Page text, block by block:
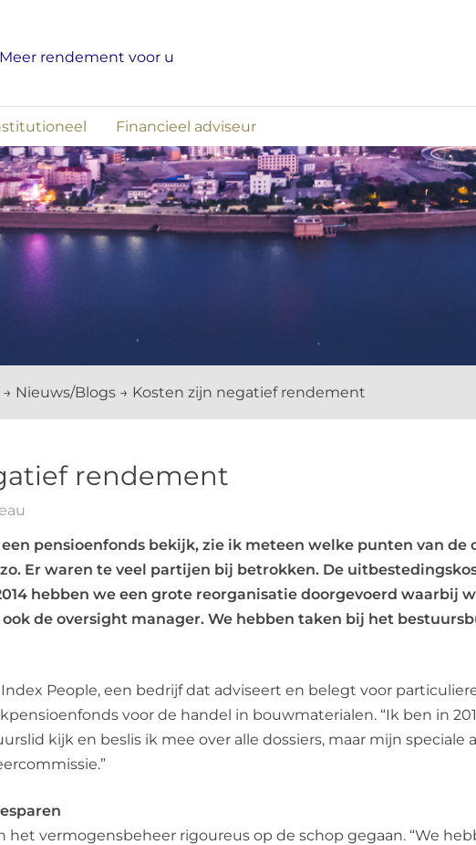
Meer rendement voor u
Financieel adviseur
→ Nieuws/Blogs → Kosten zijn negatief rendement
rendement
een pensioenfonds bekijk, zie ik meteen welke punten van
Er waren te veel partijen bij betrokken. De
hebben we een grote reorganisatie doorgevoerd waarbij
de oversight manager. We hebben taken bij het
People, een bedrijf dat adviseert en belegt voor
voor de handel in bouwmaterialen. “Ik ben in
kijk en beslis ik mee over alle dossiers, maar mijn
het vermogensbeheer rigoureus op de schop gegaan. “We